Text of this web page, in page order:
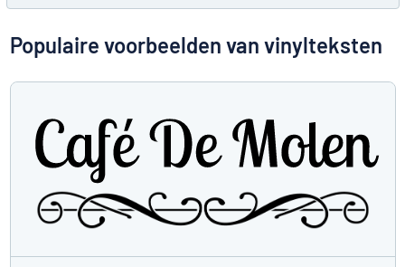
Affiches
Kun je niet vinden wat je zoekt? Ontwerp uw bord hier
Toon alle categorieën
Inloggen
Klantenservice
Consument / Bedrijf
Populaire voorbeelden van vinylteksten